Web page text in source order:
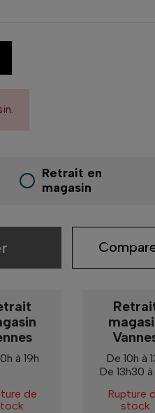
Retrait en
magasin
à 19h
de
De 10h à
De 13h30 à
Rupture
stock